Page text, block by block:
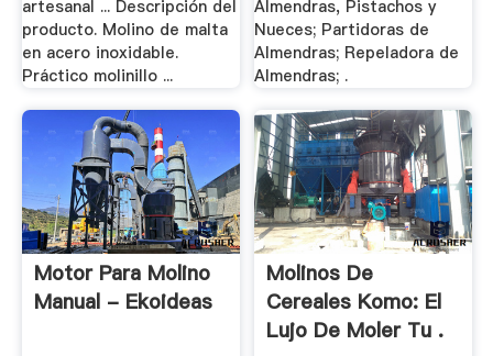
artesanal ... Descripción del
producto. Molino de malta
en acero inoxidable.
Práctico molinillo ...
Almendras, Pistachos y
Nueces; Partidoras de
Almendras; Repeladora de
Almendras; .
Motor Para Molino
Manual - Ekoideas
Molinos De
Cereales Komo: El
Lujo De Moler Tu .